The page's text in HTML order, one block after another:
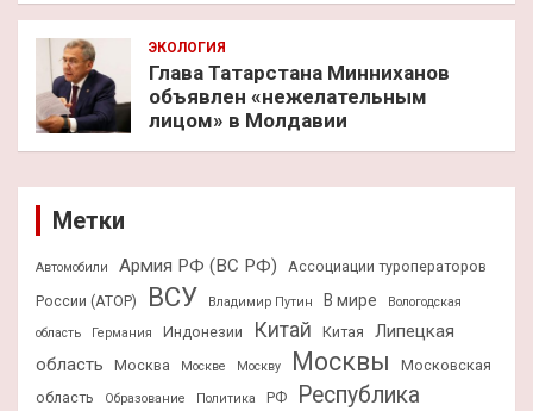
ЭКОЛОГИЯ
Глава Татарстана Минниханов
объявлен «нежелательным
лицом» в Молдавии
Метки
Автомобили Армия РФ (ВС РФ)
Ассоциации туроператоров
России (АТОР)
ВСУ Владимир Путин В мире
Вологодская
область
Германия Индонезии Китай Китая
Липецкая
область
Москва Москве Москву Москвы
Московская
область
Образование Политика РФ
Республика